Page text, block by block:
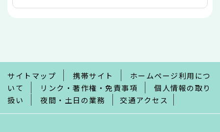
で
サイトマップ 携帯サイト
ホームページ利用につ
いて
リンク・著作権・免責事項
個人情報の取り
扱い
夜間・土日の業務 交通アクセス